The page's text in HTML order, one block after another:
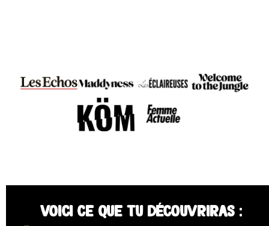
Voici ce que tu découvriras :